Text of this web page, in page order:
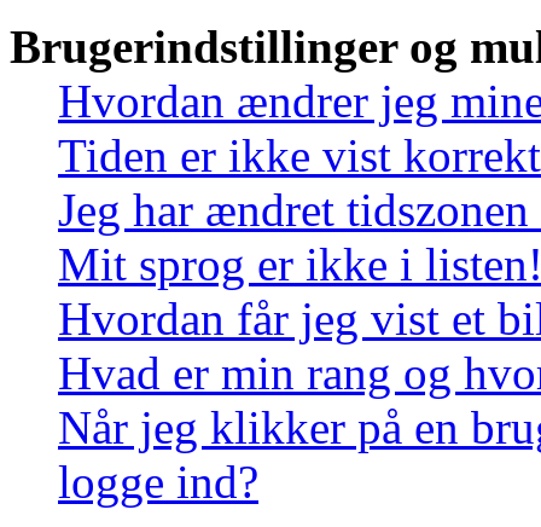
Brugerindstillinger og
Hvordan ændrer jeg
Tiden er ikke vist
Jeg har ændret
Mit sprog er ikke i
Hvordan får jeg vist et
Hvad er min rang og
Når jeg klikker på en
logge ind?